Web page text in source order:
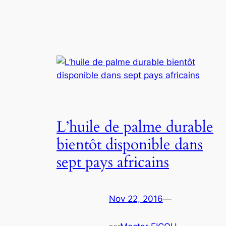
L’huile de palme durable
bientôt disponible dans
sept pays africains
Nov 22, 2016—